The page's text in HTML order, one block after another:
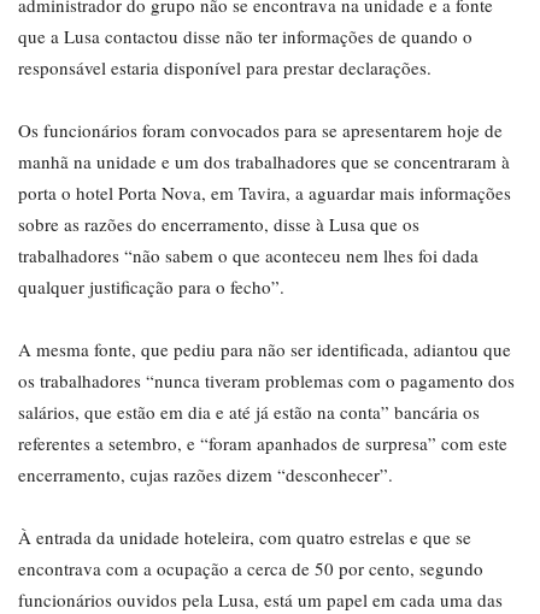
administrador do grupo não se encontrava na unidade e a fonte
que a Lusa contactou disse não ter informações de quando o
responsável estaria disponível para prestar declarações.
Os funcionários foram convocados para se apresentarem hoje de
manhã na unidade e um dos trabalhadores que se concentraram à
porta o hotel Porta Nova, em Tavira, a aguardar mais informações
sobre as razões do encerramento, disse à Lusa que os
trabalhadores “não sabem o que aconteceu nem lhes foi dada
qualquer justificação para o fecho”.
A mesma fonte, que pediu para não ser identificada, adiantou que
os trabalhadores “nunca tiveram problemas com o pagamento dos
salários, que estão em dia e até já estão na conta” bancária os
referentes a setembro, e “foram apanhados de surpresa” com este
encerramento, cujas razões dizem “desconhecer”.
À entrada da unidade hoteleira, com quatro estrelas e que se
encontrava com a ocupação a cerca de 50 por cento, segundo
funcionários ouvidos pela Lusa, está um papel em cada uma das